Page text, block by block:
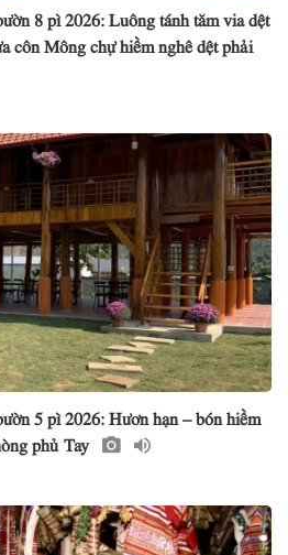
8 pì 2026: Luông tánh tăm via dệt
côn Mông chự hiềm nghê dệt phải
5 pì 2026: Hươn hạn – bón hiềm
phủ Tay